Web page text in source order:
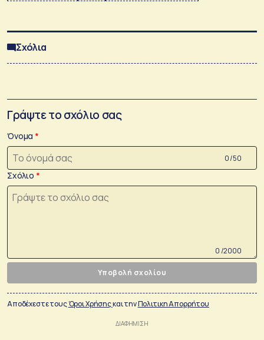
Σχόλια
Γράψτε το σχόλιο σας
Όνομα
0 /50
Σχόλιο
0 /2000
Υποβολή σχολίου
Αποδέχεστε τουςΌροι Χρήσηςκαι τηνΠολιτικη Απορρήτου